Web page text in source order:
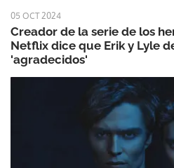
05 OCT 2024
Creador de la serie de los
Netflix dice que Erik y Lyle
'agradecidos'